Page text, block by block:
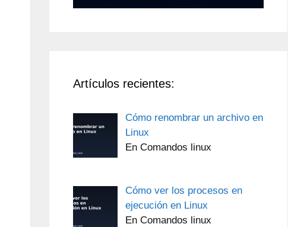
Artículos recientes:
Cómo renombrar un archivo en
Linux
En Comandos linux
Cómo ver los procesos en
ejecución en Linux
En Comandos linux